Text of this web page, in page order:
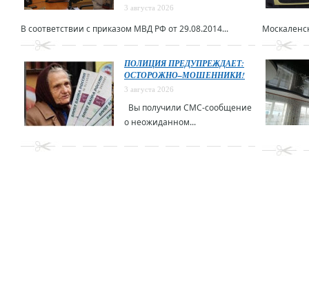
3 августа 2026
В соответствии с приказом МВД РФ от 29.08.2014...
ПОЛИЦИЯ ПРЕДУПРЕЖДАЕТ:
ОСТОРОЖНО–МОШЕННИКИ!
3 августа 2026
Вы получили СМС-сообщение
о неожиданном...